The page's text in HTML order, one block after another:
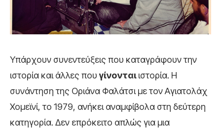
Υπάρχουν συνεντεύξεις που καταγράφουν την
ιστορία και άλλες πουγίνονταιιστορία. Η
συνάντηση της Οριάνα Φαλάτσι με τον Αγιατολάχ
Χομεϊνί, το 1979, ανήκει αναμφίβολα στη δεύτερη
κατηγορία. Δεν επρόκειτο απλώς για μια